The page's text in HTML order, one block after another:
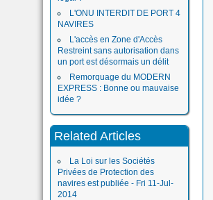
L'ONU INTERDIT DE PORT 4
NAVIRES
L'accès en Zone d'Accès
Restreint sans autorisation dans
un port est désormais un délit
Remorquage du MODERN
EXPRESS : Bonne ou mauvaise
idée ?
Related Articles
La Loi sur les Sociétés
Privées de Protection des
navires est publiée - Fri 11-Jul-
2014